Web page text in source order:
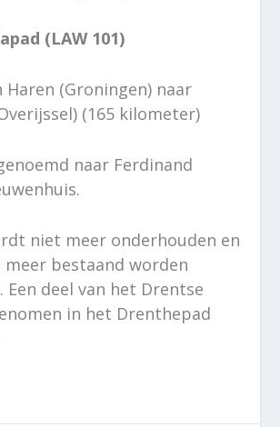
(LAW 101)
Haren (Groningen) naar
(165 kilometer)
naar Ferdinand
niet meer onderhouden en
meer bestaand worden
Een deel van het Drentse
in het Drenthepad